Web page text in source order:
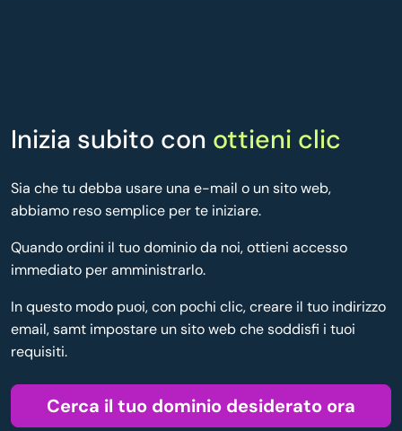
Inizia subito con ottieni clic
Sia che tu debba usare una e-mail o un sito web,
abbiamo reso semplice per te iniziare.
Quando ordini il tuo dominio da noi, ottieni accesso
immediato per amministrarlo.
In questo modo puoi, con pochi clic, creare il tuo indirizzo
email, samt impostare un sito web che soddisfi i tuoi
requisiti.
Cerca il tuo dominio desiderato ora